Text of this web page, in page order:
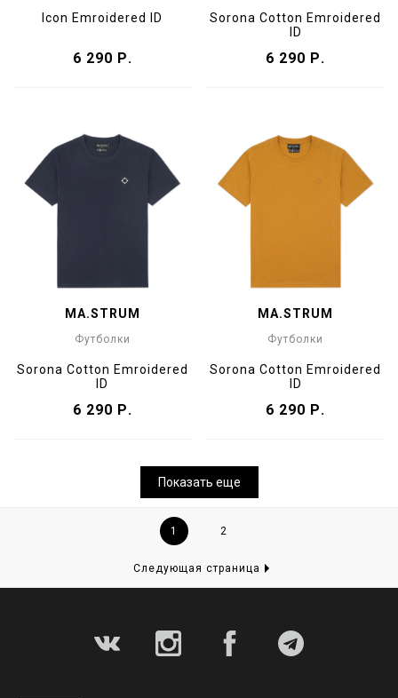
Icon Emroidered ID
6 290 Р.
Sorona Cotton Emroidered
ID
6 290 Р.
MA.STRUM
Футболки
Sorona Cotton Emroidered
ID
6 290 Р.
MA.STRUM
Футболки
Sorona Cotton Emroidered
ID
6 290 Р.
Показать еще
1 2
Следующая страница